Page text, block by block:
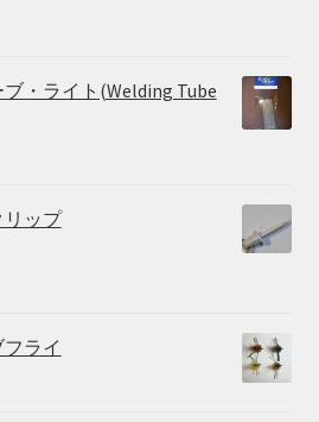
・ライト(Welding Tube
ップ
ライ